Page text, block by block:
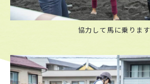
協力して馬に乗ります